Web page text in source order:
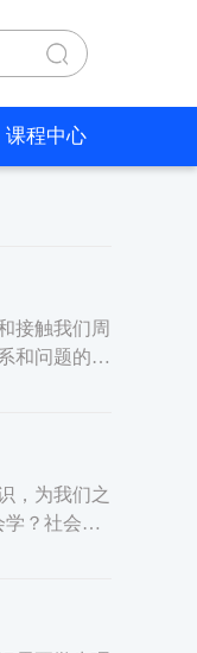
课程中心
接触我们周
和问题的理
，为我们之
？社会学